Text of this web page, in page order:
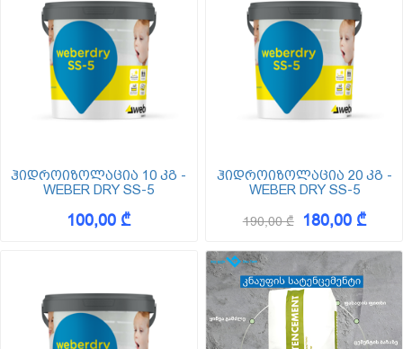
ჰიდროიზოლაცია 10 კგ -
WEBER DRY SS-5
100,00 ₾
ჰიდროიზოლაცია 20 კგ -
WEBER DRY SS-5
190,00 ₾ 180,00 ₾